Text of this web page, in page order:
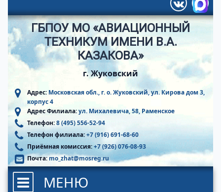
ГБПОУ МО «АВИАЦИОННЫЙ
ТЕХНИКУМ ИМЕНИ В.А.
КАЗАКОВА»
г. Жуковский
Адрес: Московская обл., г. о. Жуковский, ул. Кирова дом 3,
корпус 4
Адрес Филиала:ул. Михалевича, 58, Раменское
Телефон:8 (495) 556-52-94
Телефон филиала:+7 (916) 691-68-60
Приёмная комиссия:+7 (926) 076-08-93
Почта:mo_zhat@mosreg.ru
МЕНЮ